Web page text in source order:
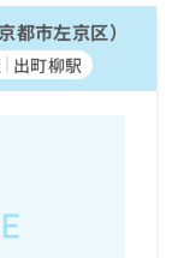
都市左京区）
出町柳駅